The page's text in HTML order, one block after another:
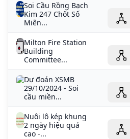
Soi Cầu Rồng Bạch
Kim 247 Chốt Số
Miễn...
Milton Fire Station
Building
Committee...
Dự đoán XSMB
29/10/2024 - Soi
cầu miền...
Nuôi lô kép khung
2 ngày hiệu quả
cao -...